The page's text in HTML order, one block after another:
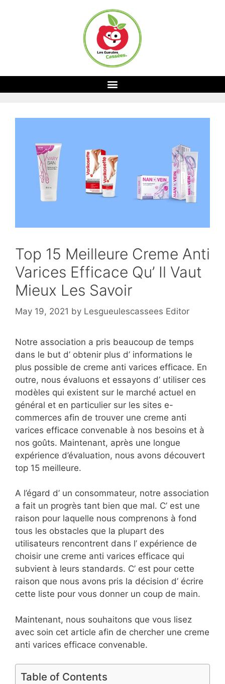
Top 15 Meilleure Creme Anti
Varices Efficace Qu’ Il Vaut
Mieux Les Savoir
May 19, 2021 by Lesgueulescassees Editor
Notre association a pris beaucoup de temps
dans le but d’ obtenir plus d’ informations le
plus possible de creme anti varices efficace. En
outre, nous évaluons et essayons d’ utiliser ces
modèles qui existent sur le marché actuel en
général et en particulier sur les sites e-
commerces afin de trouver une creme anti
varices efficace convenable à nos besoins et à
nos goûts. Maintenant, après une longue
expérience d’évaluation, nous avons découvert
top 15 meilleure.
A l’égard d’ un consommateur, notre association
a fait un progrès tant bien que mal. C’ est une
raison pour laquelle nous comprenons à fond
tous les obstacles que la plupart des
utilisateurs rencontrent dans l’ expérience de
choisir une creme anti varices efficace qui
subvient à leurs standards. C’ est pour cette
raison que nous avons pris la décision d’ écrire
cette liste pour vous donner un coup de main.
Maintenant, nous souhaitons que vous lisez
avec soin cet article afin de chercher une creme
anti varices efficace convenable.
Table of Contents